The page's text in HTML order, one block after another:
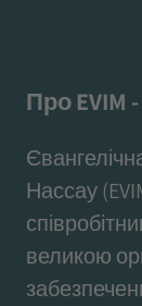
Про EVIM
Нассау
великою